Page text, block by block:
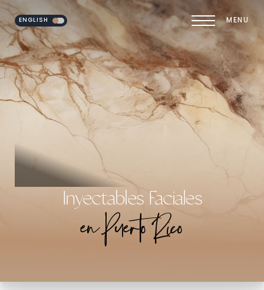
ENGLISH MENU
Inyectables Faciales
en Puerto Rico
Accessibility Menu(CTRL + U)